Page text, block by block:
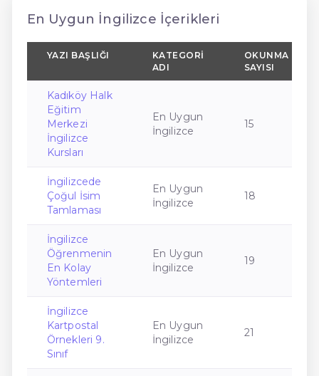
En Uygun İngilizce İçerikleri
YAZI BAŞLIĞI
KATEGORI
ADI
OKUNMA
SAYISI
Kadıköy Halk
Eğitim
Merkezi
İngilizce
Kursları
En Uygun
İngilizce
15
İngilizcede
Çoğul İsim
Tamlaması
En Uygun
İngilizce
18
İngilizce
Öğrenmenin
En Kolay
Yöntemleri
En Uygun
İngilizce
19
İngilizce
Kartpostal
Örnekleri 9.
Sınıf
En Uygun
İngilizce
21